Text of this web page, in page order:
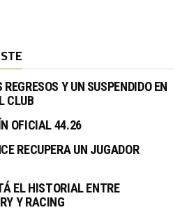
REGRESOS Y UN SUSPENDIDO EN
CLUB
OFICIAL 44.26
RECUPERA UN JUGADOR
EL HISTORIAL ENTRE
Y RACING